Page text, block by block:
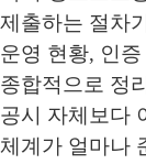
제출하는 절차
운영 현황, 인
종합적으로 정
공시 자체보다
체계가 얼마나